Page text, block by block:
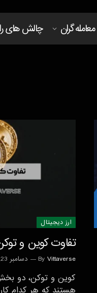
معامله گران چالش های
ارز دیجیتال
تفاوت کوین و
By Vittaverse دسامبر 23, 2024
کوین و توکن، دو
هستند که هر کدام